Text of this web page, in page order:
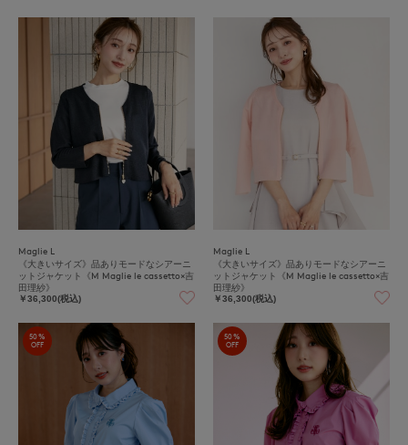
Maglie L
《大きいサイズ》品ありモードなシアーニ
ットジャケット《M Maglie le cassetto×吉
田理紗》
￥36,300(税込)
Maglie L
《大きいサイズ》品ありモードなシアーニ
ットジャケット《M Maglie le cassetto×吉
田理紗》
￥36,300(税込)
50%
OFF
50%
OFF